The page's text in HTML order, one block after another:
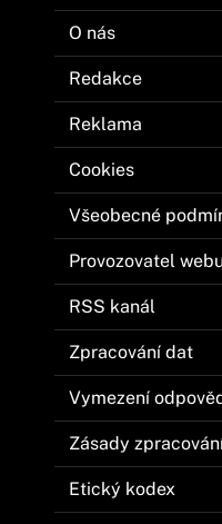
O nás
Redakce
Reklama
Cookies
Všeobecné
Provozovatel webu
RSS kanál
Zpracování dat
Vymezení
Zásady
Etický kodex